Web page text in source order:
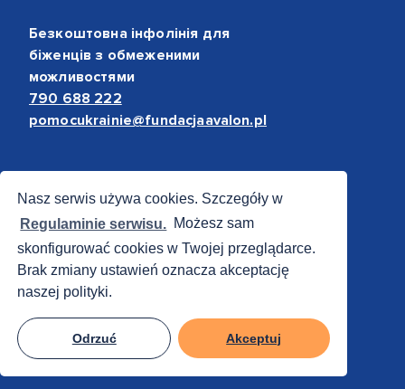
Nasz serwis używa cookies. Szczegóły w
Regulaminie serwisu. Możesz sam
skonfigurować cookies w Twojej przeglądarce.
Brak zmiany ustawień oznacza akceptację
naszej polityki.
Odrzuć Akceptuj
Безкоштовна інфолінія для
біженців з обмеженими
можливостями
790 688 222
pomocukrainie@fundacjaavalon.pl
Bezpieczne płatności
© 2012 - 2026 Fundacja Avalon